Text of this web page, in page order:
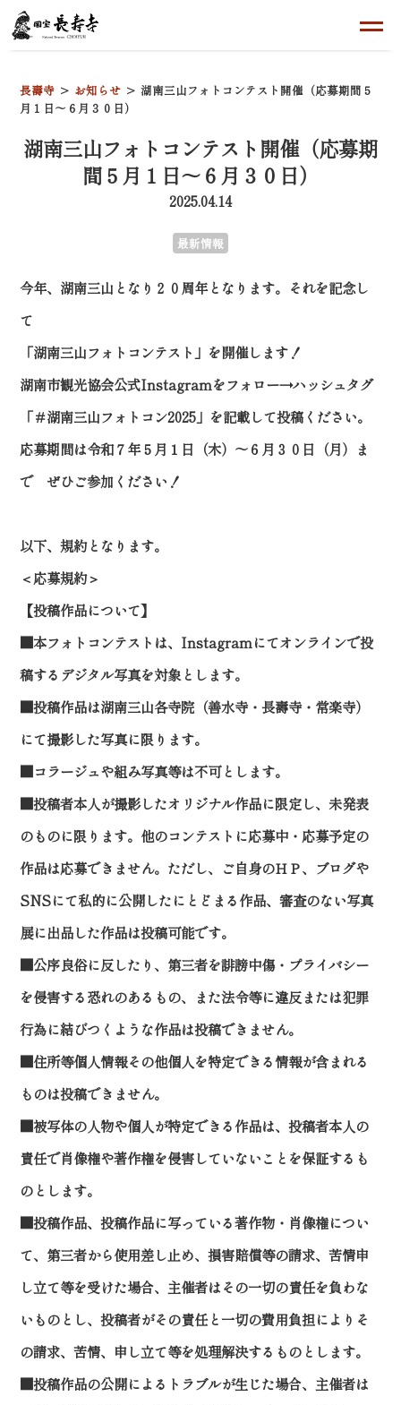
長壽寺 お知らせ
湖南三山フォトコンテスト開催（応募期間５
月１日～６月３０日）
湖南三山フォトコンテスト開催（応募期
間５月１日～６月３０日）
2025.04.14
最新情報
今年、湖南三山となり２０周年となります。それを記念し
て
「湖南三山フォトコンテスト」を開催します！
湖南市観光協会公式Instagramをフォロー→ハッシュタグ
「＃湖南三山フォトコン2025」を記載して投稿ください。
応募期間は令和７年５月１日（木）～６月３０日（月）ま
で ぜひご参加ください！
以下、規約となります。
＜応募規約＞
【投稿作品について】
■本フォトコンテストは、Instagramにてオンラインで投
稿するデジタル写真を対象とします。
■投稿作品は湖南三山各寺院（善水寺・長壽寺・常楽寺）
にて撮影した写真に限ります。
■コラージュや組み写真等は不可とします。
■投稿者本人が撮影したオリジナル作品に限定し、未発表
のものに限ります。他のコンテストに応募中・応募予定の
作品は応募できません。ただし、ご自身のＨＰ、ブログや
SNSにて私的に公開したにとどまる作品、審査のない写真
展に出品した作品は投稿可能です。
■公序良俗に反したり、第三者を誹謗中傷・プライバシー
を侵害する恐れのあるもの、また法令等に違反または犯罪
行為に結びつくような作品は投稿できません。
■住所等個人情報その他個人を特定できる情報が含まれる
ものは投稿できません。
■被写体の人物や個人が特定できる作品は、投稿者本人の
責任で肖像権や著作権を侵害していないことを保証するも
のとします。
■投稿作品、投稿作品に写っている著作物・肖像権につい
て、第三者から使用差し止め、損害賠償等の請求、苦情申
し立て等を受けた場合、主催者はその一切の責任を負わな
いものとし、投稿者がその責任と一切の費用負担によりそ
の請求、苦情、申し立て等を処理解決するものとします。
■投稿作品の公開によるトラブルが生じた場合、主催者は